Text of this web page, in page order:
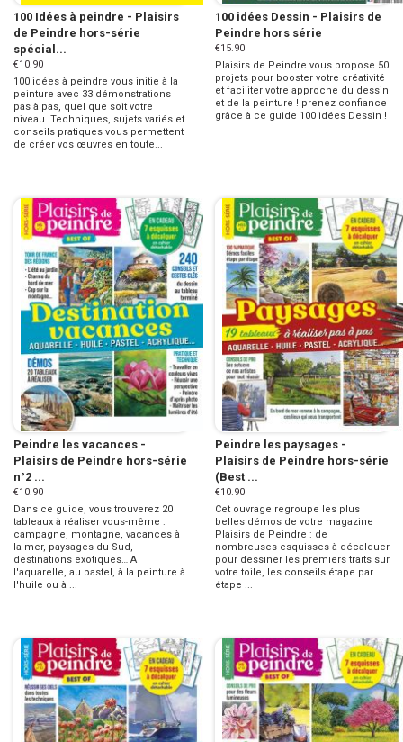
100 Idées à peindre - Plaisirs
de Peindre hors-série
spécial...
€10.90
100 idées à peindre vous initie à la
peinture avec 33 démonstrations
pas à pas, quel que soit votre
niveau. Techniques, sujets variés et
conseils pratiques vous permettent
de créer vos œuvres en toute...
100 idées Dessin - Plaisirs de
Peindre hors série
€15.90
Plaisirs de Peindre vous propose 50
projets pour booster votre créativité
et faciliter votre approche du dessin
et de la peinture ! prenez confiance
grâce à ce guide 100 idées Dessin !
Peindre les vacances -
Plaisirs de Peindre hors-série
n°2 ...
€10.90
Dans ce guide, vous trouverez 20
tableaux à réaliser vous-même :
campagne, montagne, vacances à
la mer, paysages du Sud,
destinations exotiques… A
l'aquarelle, au pastel, à la peinture à
l'huile ou à ...
Peindre les paysages -
Plaisirs de Peindre hors-série
(Best ...
€10.90
Cet ouvrage regroupe les plus
belles démos de votre magazine
Plaisirs de Peindre : de
nombreuses esquisses à décalquer
pour dessiner les premiers traits sur
votre toile, les conseils étape par
étape ...